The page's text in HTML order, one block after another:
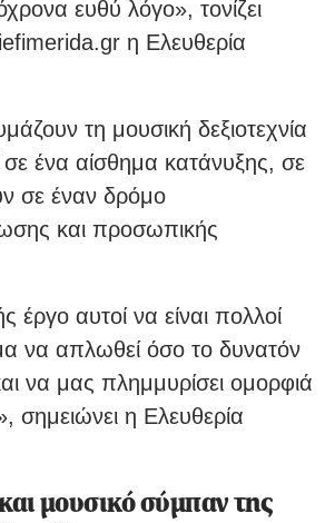
ευθύ λόγο», τονίζει
η Ελευθερία
τη μουσική δεξιοτεχνία
ένα αίσθημα κατάνυξης, σε
σε έναν δρόμο
και προσωπικής
έργο αυτοί να είναι πολλοί
να απλωθεί όσο το δυνατόν
να μας πλημμυρίσει ομορφιά
σημειώνει η Ελευθερία
μουσικό σύμπαν της